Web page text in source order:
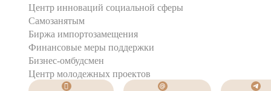
Центр инноваций социальной сферы
Cамозанятым
Биржа импортозамещения
Финансовые меры поддержки
Бизнес-омбудсмен
Центр молодежных проектов